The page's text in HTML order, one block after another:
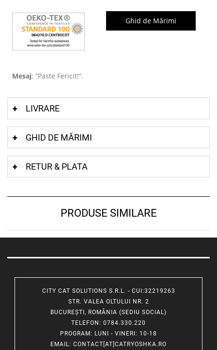
Mesaj: “Paste Fericit!”.
Ghid de Mărimi
LIVRARE
GHID DE MĂRIMI
RETUR & PLATA
PRODUSE SIMILARE
CITY CAT SOLUTIONS S.R.L. - CUI:32219263
STR. VALEA OLTULUI NR. 2
BUCUREȘTI, ROMÂNIA (SEDIU SOCIAL)
TELEFON : 0784.330.220
PROGRAM: LUNI - VINERI: 10-18
EMAIL: CONTACT[AT]CATRYOSHKA.RO